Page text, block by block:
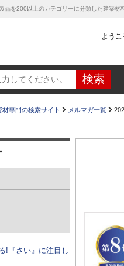
品を200以上のカテゴリーに分類した建築材
ようこ
材専門の検索サイト メルマガ一覧
!『さい』に注目し